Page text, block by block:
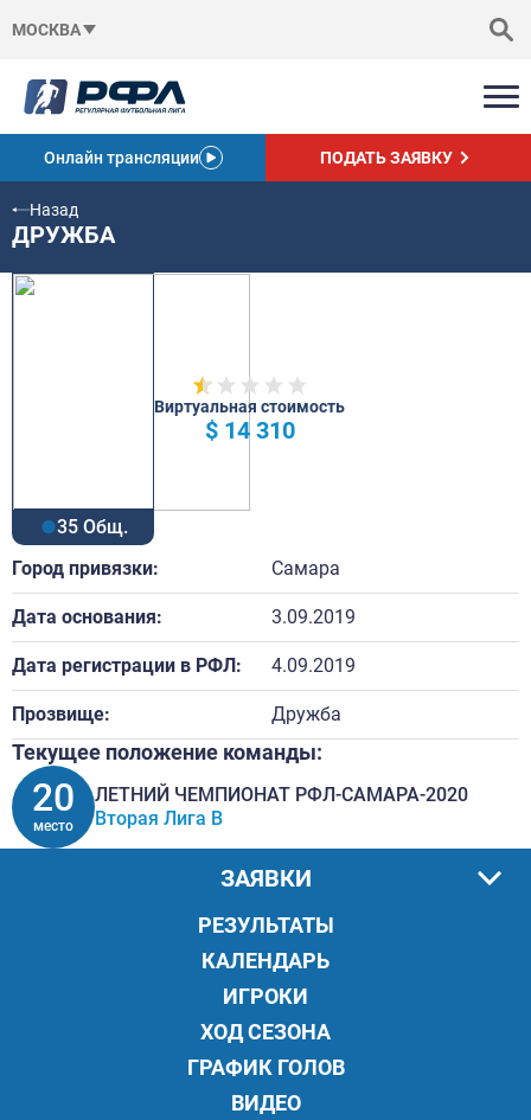
МОСКВА
Онлайн трансляции ПОДАТЬ ЗАЯВКУ
Назад
ДРУЖБА
35 Общ.
Виртуальная стоимость
$ 14 310
Город привязки: Самара
Дата основания: 3.09.2019
Дата регистрации в РФЛ: 4.09.2019
Прозвище: Дружба
Текущее положение команды:
20
место
ЛЕТНИЙ ЧЕМПИОНАТ РФЛ-САМАРА-2020
Вторая Лига В
РЕЗУЛЬТАТЫ
КАЛЕНДАРЬ
ИГРОКИ
ЗАЯВКИ
ХОД СЕЗОНА
ГРАФИК ГОЛОВ
ВИДЕО